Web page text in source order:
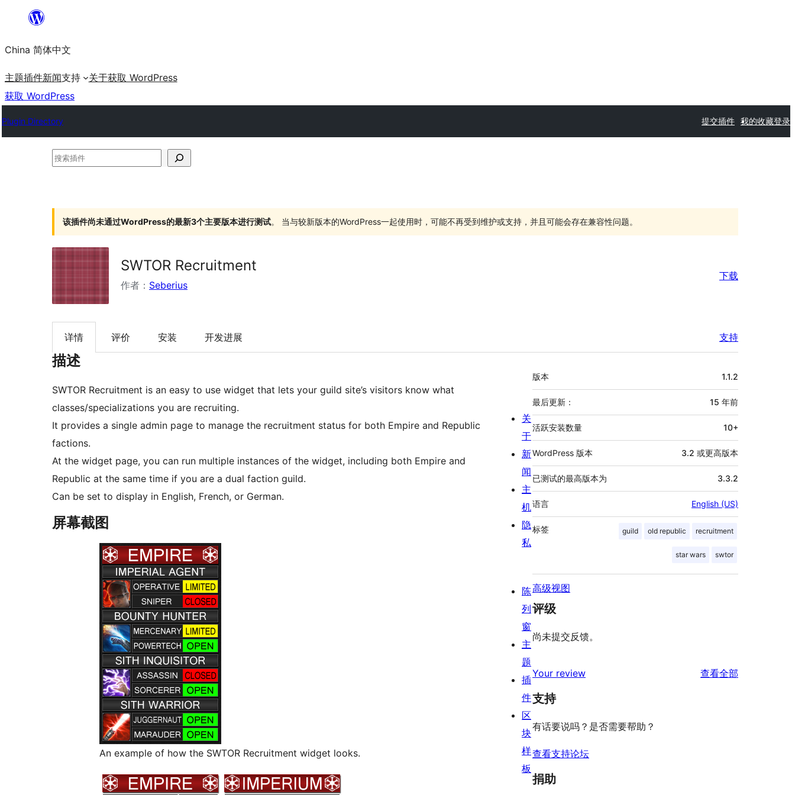
内
容
China 简体中文
主题插件新闻支持 关于获取 WordPress
获取 WordPress
Plugin Directory 提交插件 我的收藏登录
搜
件
该插件尚未通过WordPress的最新3个主要版本进行测试。 当与较新版本的WordPress一起使用时，可能不再受到维护或支持，并且可能会存在兼容性问题。
SWTOR Recruitment
作者： Seberius
下载
详情 评价 安装 开发进展 支持
描述
SWTOR Recruitment is an easy to use widget that lets your guild site’s visitors know what
classes/specializations you are recruiting.
It provides a single admin page to manage the recruitment status for both Empire and Republic
factions.
At the widget page, you can run multiple instances of the widget, including both Empire and
Republic at the same time if you are a dual faction guild.
Can be set to display in English, French, or German.
屏幕截图
An example of how the SWTOR Recruitment widget looks.
额
外
信
息
版本 1.1.2
最后更新： 15 年前
活跃安装数量 10+
WordPress 版本 3.2 或更高版本
已测试的最高版本为 3.3.2
语言 English (US)
标签 guild old republic recruitment
star wars swtor
高级视图
评级
尚未提交反馈。
Your review 查看全部
支持
有话要说吗？是否需要帮助？
查看支持论坛
捐助
关
于
新
闻
主
机
隐
私
陈
列
窗
主
题
插
件
区
块
样
板